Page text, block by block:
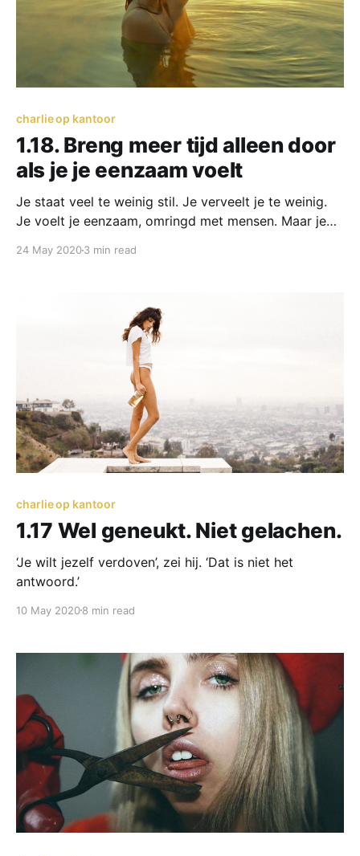
charlie op kantoor
1.18. Breng meer tijd alleen door
als je je eenzaam voelt
Je staat veel te weinig stil. Je verveelt je te weinig.
Je voelt je eenzaam, omringd met mensen. Maar je
24 May 20203 min read
charlie op kantoor
1.17 Wel geneukt. Niet gelachen.
‘Je wilt jezelf verdoven’, zei hij. ‘Dat is niet het
antwoord.’
10 May 20208 min read